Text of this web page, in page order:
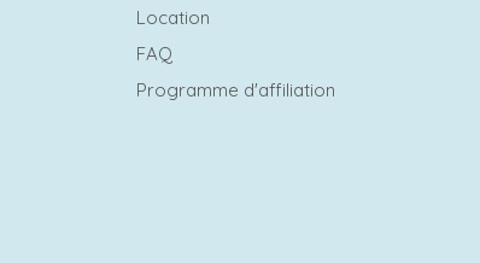
Location
FAQ
Programme d'affiliation